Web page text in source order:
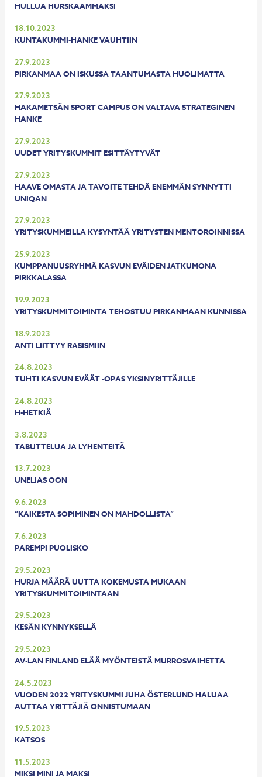
HULLUA HURSKAAMMAKSI
KUNTAKUMMI-HANKE VAUHTIIN
18.10.2023
PIRKANMAA ON ISKUSSA TAANTUMASTA HUOLIMATTA
27.9.2023
HAKAMETSÄN SPORT CAMPUS ON VALTAVA STRATEGINEN
HANKE
27.9.2023
UUDET YRITYSKUMMIT ESITTÄYTYVÄT
27.9.2023
HAAVE OMASTA JA TAVOITE TEHDÄ ENEMMÄN SYNNYTTI
UNIQAN
27.9.2023
YRITYSKUMMEILLA KYSYNTÄÄ YRITYSTEN MENTOROINNISSA
27.9.2023
KUMPPANUUSRYHMÄ KASVUN EVÄIDEN JATKUMONA
PIRKKALASSA
25.9.2023
YRITYSKUMMITOIMINTA TEHOSTUU PIRKANMAAN KUNNISSA
19.9.2023
ANTI LIITTYY RASISMIIN
18.9.2023
TUHTI KASVUN EVÄÄT -OPAS YKSINYRITTÄJILLE
24.8.2023
H-HETKIÄ
24.8.2023
TABUTTELUA JA LYHENTEITÄ
3.8.2023
UNELIAS OON
13.7.2023
”KAIKESTA SOPIMINEN ON MAHDOLLISTA”
9.6.2023
PAREMPI PUOLISKO
7.6.2023
HURJA MÄÄRÄ UUTTA KOKEMUSTA MUKAAN
YRITYSKUMMITOIMINTAAN
29.5.2023
KESÄN KYNNYKSELLÄ
29.5.2023
AV-LAN FINLAND ELÄÄ MYÖNTEISTÄ MURROSVAIHETTA
29.5.2023
VUODEN 2022 YRITYSKUMMI JUHA ÖSTERLUND HALUAA
AUTTAA YRITTÄJIÄ ONNISTUMAAN
24.5.2023
KATSOS
19.5.2023
MIKSI MINI JA MAKSI
11.5.2023